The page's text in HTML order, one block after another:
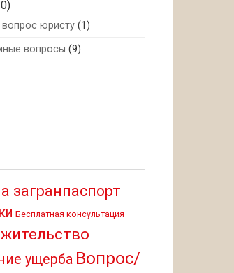
вопрос юристу (1)
вопросы (9)
загранпаспорт
Бесплатная консультация
ущерба Вопрос/